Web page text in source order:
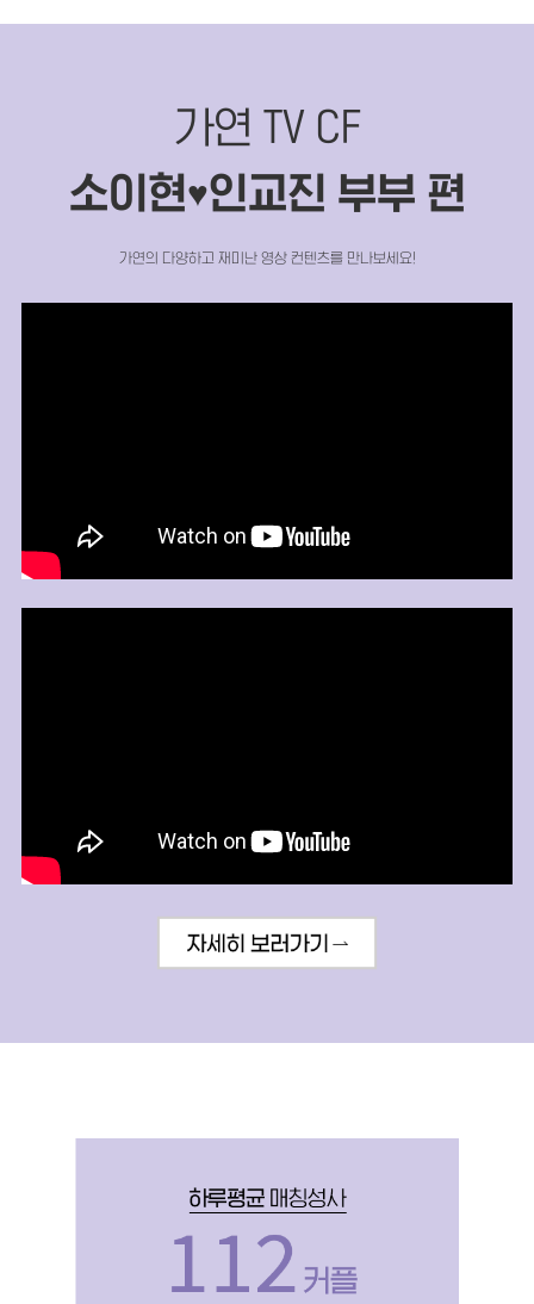
가연 TV CF
소이현♥인교진 부부 편
가연의 다양하고 재미난 영상 컨텐츠를 만나보세요!